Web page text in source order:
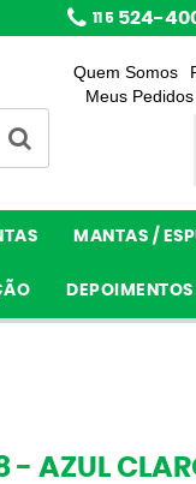
11 5 524-
Quem Somos
Meus Pedidos
MANTAS /
DEPOIMENTOS
- AZUL